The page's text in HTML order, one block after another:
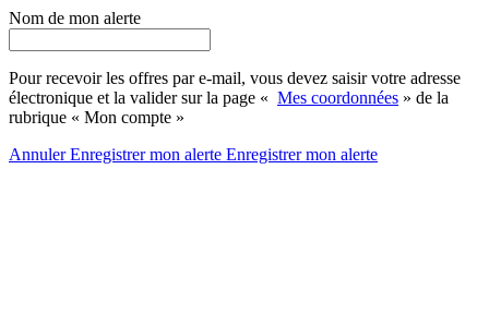
Nom de mon alerte
Pour recevoir les offres par e-mail, vous devez saisir votre adresse
électronique et la valider sur la page « Mes coordonnées » de la
rubrique « Mon compte »
AnnulerEnregistrer mon alerte Enregistrermon alerte